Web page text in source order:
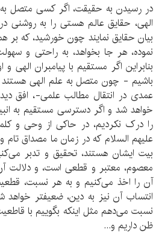
در رسیدن به حقیقت، اگر کسی متصل به
الهی، حقایق عالم هستی را به روشنی
بیان حقایق نمایند چون خورشید، که بر
نموده، هر جا بخواهد، به راحتی و
بنابراین اگر مستقیم با پیامبران الهی
باشیم - چون متصل به علم الهی
عمدی در انتقال مطالب علمی-، افق
خواهد شد و اگر دسترسی مستقیم به انبیا
را درک نکردیم، در حاکی از وحی و
علیهم السلام که در زمان ما مصداق تام
بیت ایشان هستند، تحقیق و تدبر
معصوم، معتبر و قطعی است، و دلالت
آن را اخذ می‌کنیم و به هر نسبت،‌
انتساب آن نیز به دین‌، ضعیفتر خواهد
نسبت می‌دهم مثل اینکه بگوییم با
ظن داریم و...